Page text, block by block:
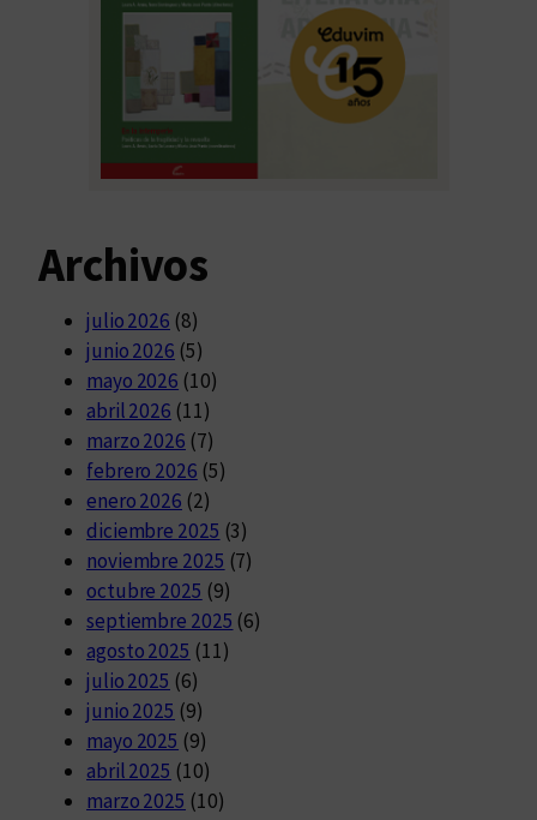
Archivos
julio 2026 (8)
junio 2026 (5)
mayo 2026 (10)
abril 2026 (11)
marzo 2026 (7)
febrero 2026 (5)
enero 2026 (2)
diciembre 2025 (3)
noviembre 2025 (7)
octubre 2025 (9)
septiembre 2025 (6)
agosto 2025 (11)
julio 2025 (6)
junio 2025 (9)
mayo 2025 (9)
abril 2025 (10)
marzo 2025 (10)